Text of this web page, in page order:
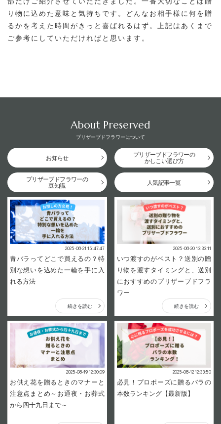
り物に込めた意味と気持ちです。どんなお相手様に何を贈
るかを考えた時間がきっと喜ばれるはず。上記はあくまで
ご参考にしていただければと思います。
About Preserved
プリザーブドフラワーについて
お知らせ
プリザーブドフラワーの
かしこい選び方
プリザーブドフラワーの
豆知識
人気記事一覧
2025-08-21 15:47:47
青バラってどこで買えるの？特
別な想いを込めた一輪を手に入
れる方法
続きを読む
2025-08-20 13:33:11
いつ渡すのがベスト？送別の贈
り物を渡すタイミングと、送別
におすすめのプリザーブドフラ
ワー
続きを読む
2025-08-19 12:30:09
お供え花を贈るときのマナーと
注意点まとめ～お通夜・お葬式
から四十九日まで～
2025-08-12 12:33:50
必見！プロポーズに贈るバラの
本数ランキング【最新版】